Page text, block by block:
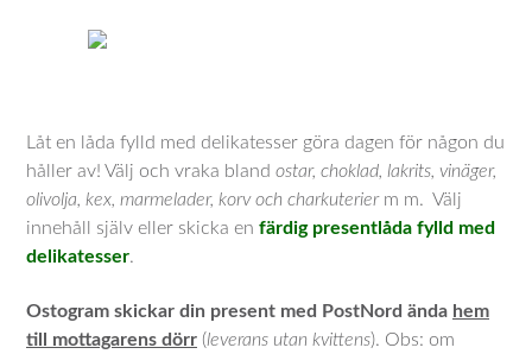
Låt en låda fylld med delikatesser göra dagen för någon du
håller av! Välj och vraka bland ostar, choklad, lakrits, vinäger,
olivolja, kex, marmelader, korv och charkuterierm m. Välj
innehåll själv eller skicka en färdig presentlåda fylld med
delikatesser.
Ostogram skickar din present med PostNord ända hem
till mottagarens dörr (leverans utan kvittens). Obs: om